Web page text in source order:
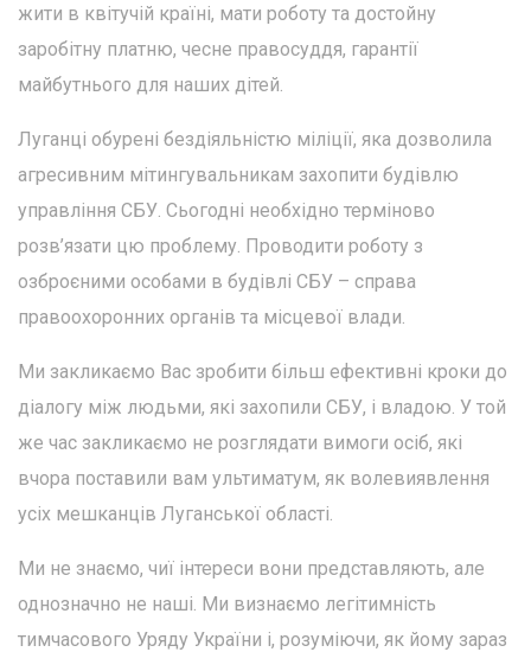
жити в квітучій країні, мати роботу та достойну
заробітну платню, чесне правосуддя, гарантії
майбутнього для наших дітей.
Луганці обурені бездіяльністю міліції, яка дозволила
агресивним мітингувальникам захопити будівлю
управління СБУ. Сьогодні необхідно терміново
розв’язати цю проблему. Проводити роботу з
озброєними особами в будівлі СБУ – справа
правоохоронних органів та місцевої влади.
Ми закликаємо Вас зробити більш ефективні кроки до
діалогу між людьми, які захопили СБУ, і владою. У той
же час закликаємо не розглядати вимоги осіб, які
вчора поставили вам ультиматум, як волевиявлення
усіх мешканців Луганської області.
Ми не знаємо, чиї інтереси вони представляють, але
однозначно не наші. Ми визнаємо легітимність
тимчасового Уряду України і, розуміючи, як йому зараз